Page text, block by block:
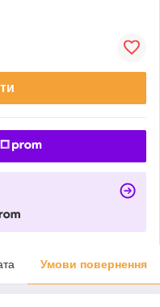
Умови повернення